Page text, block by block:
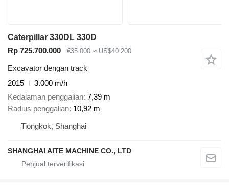
Caterpillar 330DL 330D
Rp 725.700.000
€35.000 ≈ US$40.200
Excavator dengan track
2015
3.000 m/h
Kedalaman penggalian 7,39 m
Radius penggalian 10,92 m
Tiongkok, Shanghai
SHANGHAI AITE MACHINE CO., LTD